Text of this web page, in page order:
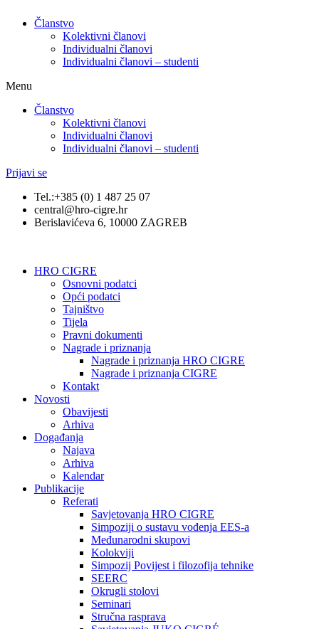
Članstvo
Kolektivni članovi
Individualni članovi
Individualni članovi – studenti
Menu
Članstvo
Kolektivni članovi
Individualni članovi
Individualni članovi – studenti
Prijavi se
Tel.:+385 (0) 1 487 25 07
central@hro-cigre.hr
Berislavićeva 6, 10000 ZAGREB
HRO CIGRE
Osnovni podatci​
Opći podatci
Tajništvo
Tijela
Pravni dokumenti
Nagrade i priznanja
Nagrade i priznanja HRO CIGRE
Nagrade i priznanja CIGRE
Kontakt
Novosti
Obavijesti
Arhiva
Događanja
Najava
Arhiva
Kalendar
Publikacije
Referati
Savjetovanja HRO CIGRE
Simpoziji o sustavu vođenja EES-a
Međunarodni skupovi
Kolokviji​
Simpozij Povijest i filozofija tehnike
SEERC
Okrugli stolovi
Seminari​
Stručna rasprava​